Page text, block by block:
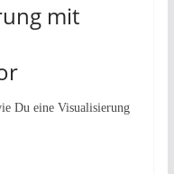
mit
Du eine Visualisierung